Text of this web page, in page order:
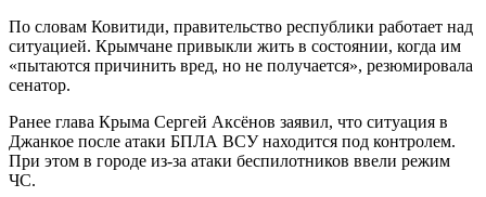
По словам Ковитиди, правительство республики работает над
ситуацией. Крымчане привыкли жить в состоянии, когда им
«пытаются причинить вред, но не получается», резюмировала
сенатор.
Ранее глава Крыма Сергей Аксёнов заявил, что ситуация в
Джанкое после атаки БПЛА ВСУ находится под контролем.
При этом в городе из-за атаки беспилотников ввели режим
ЧС.